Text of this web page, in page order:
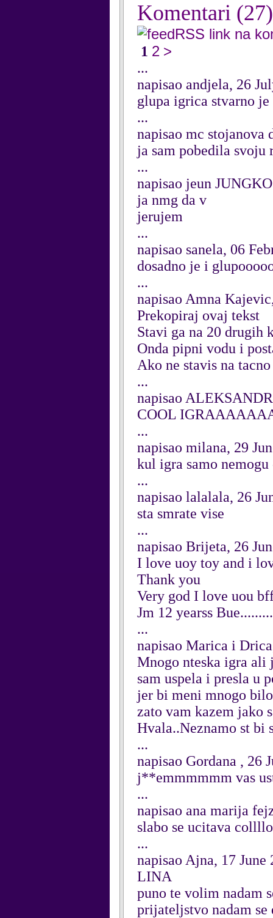
Komentari (27)
RSS link na
1 2 >
...
napisao andjela, 26
glupa igrica stvarno
...
napisao mc stojanova
ja sam pobedila svoju
...
napisao jeun
ja nmg da v
jerujem
...
napisao sanela, 06
dosadno je i
...
napisao Amna
Prekopiraj ovaj tekst
Stavi ga na 20 drugih
Onda pipni vodu i
Ako ne stavis na
...
napisao
COOL
...
napisao milana, 29
kul igra samo nemogu
...
napisao lalalala, 26
sta smrate vise
...
napisao Brijeta, 26
I love uoy toy and i
Thank you
Very god I love uou
Jm 12 yearss
...
napisao Marica i
Mnogo nteska igra ali
sam uspela i presla u
jer bi meni mnogo
zato vam kazem jako
Hvala..Neznamo st bi
...
napisao Gordana , 26
j**emmmmmm vas
...
napisao ana marija
slabo se ucitava collllo
...
napisao Ajna, 17 June
LINA
puno te volim nadam
prijateljstvo nadam